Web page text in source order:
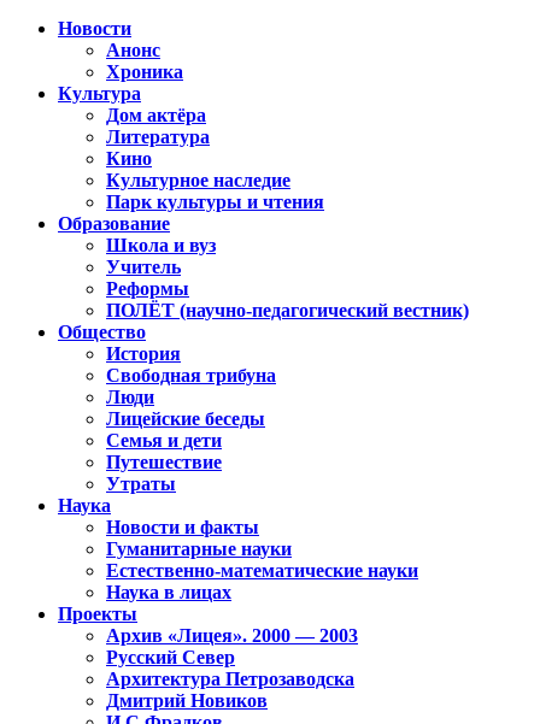
Новости
Анонс
Хроника
Культура
Дом актёра
Литература
Кино
Культурное наследие
Парк культуры и чтения
Образование
Школа и вуз
Учитель
Реформы
ПОЛЁТ (научно-педагогический вестник)
Общество
История
Свободная трибуна
Люди
Лицейские беседы
Семья и дети
Путешествие
Утраты
Наука
Новости и факты
Гуманитарные науки
Естественно-математические науки
Наука в лицах
Проекты
Архив «Лицея». 2000 — 2003
Русский Север
Архитектура Петрозаводска
Дмитрий Новиков